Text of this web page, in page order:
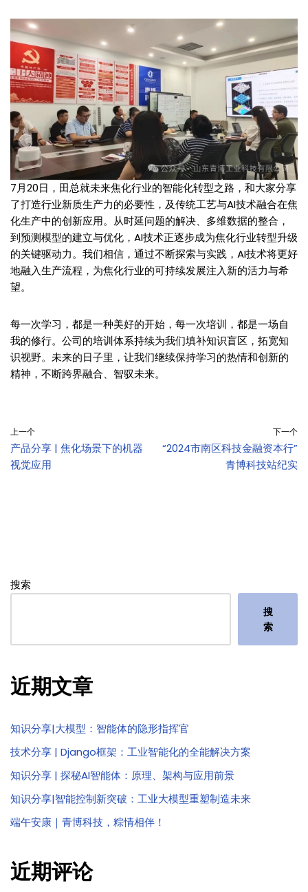
7月20日，田总就未来焦化行业的智能化转型之路，和大家分享
了打造行业新质生产力的必要性，及传统工艺与AI技术融合在焦
化生产中的创新应用。从时延问题的解决、多维数据的整合，
到预测模型的建立与优化，AI技术正逐步成为焦化行业转型升级
的关键驱动力。我们相信，通过不断探索与实践，AI技术将更好
地融入生产流程，为焦化行业的可持续发展注入新的活力与希
望。
每一次学习，都是一种美好的开始，每一次培训，都是一场自
我的修行。公司的培训体系持续为我们填补知识盲区，拓宽知
识视野。未来的日子里，让我们继续保持学习的热情和创新的
精神，不断跨界融合、智驭未来。
上一个
产品分享 | 焦化场景下的机器
视觉应用
下一个
“2024市南区科技金融资本行”
青博科技站纪实
搜索
搜
索
近期文章
知识分享|大模型：智能体的隐形指挥官
技术分享 | Django框架：工业智能化的全能解决方案
知识分享 | 探秘AI智能体：原理、架构与应用前景
知识分享|智能控制新突破：工业大模型重塑制造未来
端午安康｜青博科技，粽情相伴！
近期评论